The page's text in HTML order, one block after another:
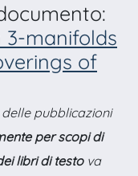
3-manifolds
of
pubblicazioni
per scopi di
libri di testova